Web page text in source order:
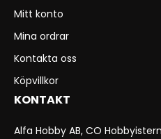
Mitt konto
Mina ordrar
Kontakta oss
Köpvillkor
KONTAKT
Alfa Hobby AB, CO